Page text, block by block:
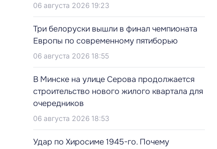
06 августа 2026 19:23
Три белоруски вышли в финал чемпионата
Европы по современному пятиборью
06 августа 2026 18:55
В Минске на улице Серова продолжается
строительство нового жилого квартала для
очередников
06 августа 2026 18:53
Удар по Хиросиме 1945-го. Почему